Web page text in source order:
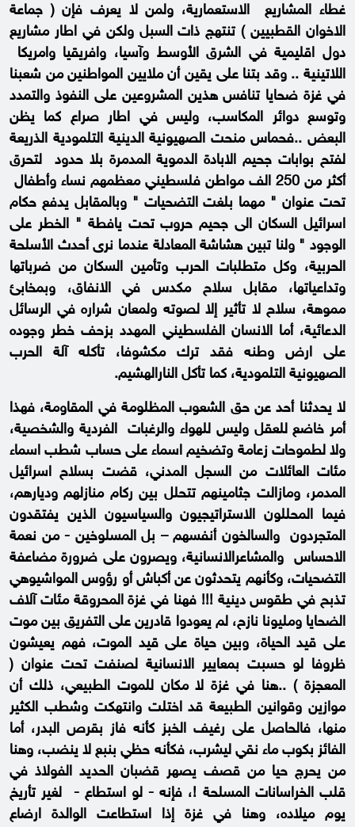
غطاء المشاريع الاستعمارية، ولمن لا يعرف فإن ( جماعة
الاخوان القطبيين ) تنتهج ذات السبل ولكن في اطار مشاريع
دول اقليمية في الشرق الأوسط وآسيا، وافريقيا وامريكا
اللاتينية .. وقد بتنا على يقين أن ملايين المواطنين من شعبنا
في غزة ضحايا تنافس هذين المشروعين على النفوذ والتمدد
وتوسع دوائر المكاسب، وليس في اطار صراع كما يظن
البعض ..فحماس منحت الصهيونية الدينية التلمودية الذريعة
لفتح بوابات جحيم الابادة الدموية المدمرة بلا حدود لتحرق
أكثر من 250 الف مواطن فلسطيني معظمهم نساء وأطفال
تحت عنوان " مهما بلغت التضحيات " وبالمقابل يدفع حكام
اسرائيل السكان الى جحيم حروب تحت يافطة " الخطر على
الوجود " ولنا تبين هشاشة المعادلة عندما نرى أحدث الأسلحة
الحربية، وكل متطلبات الحرب وتأمين السكان من ضرباتها
وتداعياتها، مقابل سلاح مكدس في الانفاق، وبمخابئ
مموهة، سلاح لا تأثير إلا لصوته ولمعان شراره في الرسائل
الدعائية، أما الانسان الفلسطيني المهدد بزحف خطر وجوده
على ارض وطنه فقد ترك مكشوفا، تأكله آلة الحرب
الصهيونية التلمودية، كما تأكل النارالهشيم.
لا يحدثنا أحد عن حق الشعوب المظلومة في المقاومة، فهذا
أمر خاضع للعقل وليس للهواء والرغبات الفردية والشخصية،
ولا لطموحات زعامة وتضخيم اسماء على حساب شطب اسماء
مئات العائلات من السجل المدني، قضت بسلاح اسرائيل
المدمر، ومازالت جثامينهم تتحلل بين ركام منازلهم وديارهم،
فيما المحللون الاستراتيجيون والسياسيون الذين يفتقدون
المتجردون والسالخون أنفسهم – بل المسلوخين - من نعمة
الاحساس والمشاعرالانسانية، ويصرون على ضرورة مضاعفة
التضحيات، وكأنهم يتحدثون عن أكباش أو رؤوس المواشيوهي
تذبح في طقوس دينية !!! فهنا في غزة المحروقة مئات آلاف
الضحايا ومليونا نازح، لم يعودوا قادرين على التفريق بين موت
على قيد الحياة، وبين حياة على قيد الموت، فهم يعيشون
ظروفا لو حسبت بمعايير الانسانية لصنفت تحت عنوان (
المعجزة ) ..هنا في غزة لا مكان للموت الطبيعي، ذلك أن
موازين وقوانين الطبيعة قد اختلت وانتهكت وشطب الكثير
منها، فالحاصل على رغيف الخبز كأنه فاز بقرص البدر، أما
الفائز بكوب ماء نقي ليشرب، فكأنه حظي بنبع لا ينضب، وهنا
من يحرج حيا من قصف يصهر قضبان الحديد الفولاذ في
قلب الخراسانات المسلحة !، فإنه - لو استطاع - لغير تأريخ
يوم ميلاده، وهنا في غزة إذا استطاعت الوالدة ارضاع